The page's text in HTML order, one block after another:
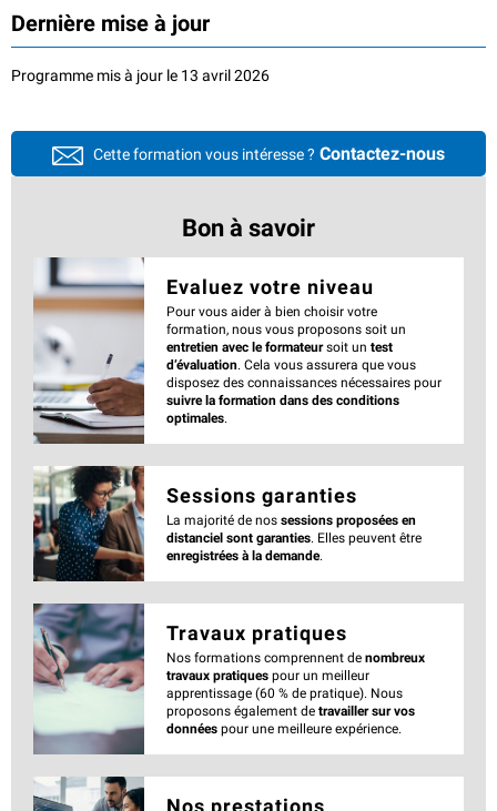
Dernière mise à jour
Programme mis à jour le 13 avril 2026
Cette formation vous intéresse ? Contactez-nous
Bon à savoir
Evaluez votre niveau
Pour vous aider à bien choisir votre
formation, nous vous proposons soit un
entretien avec le formateursoit un test
d’évaluation. Cela vous assurera que vous
disposez des connaissances nécessaires pour
suivre la formation dans des conditions
optimales.
Sessions garanties
La majorité de nos sessions proposées en
distanciel sont garanties. Elles peuvent être
enregistrées à la demande.
Travaux pratiques
Nos formations comprennent de nombreux
travaux pratiques pour un meilleur
apprentissage (60 % de pratique). Nous
proposons également de travailler sur vos
données pour une meilleure expérience.
Nos prestations